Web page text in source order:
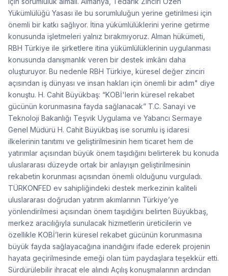
Yükümlülüğü Yasası ile bu sorumluluğun yerine getirilmesi için
önemli bir katkı sağlıyor. İtina yükümlülüklerini yerine getirme
konusunda işletmeleri yalnız bırakmıyoruz. Alman hükümeti,
RBH Türkiye ile şirketlere itina yükümlülüklerinin uygulanması
konusunda danışmanlık veren bir destek imkânı daha
oluşturuyor. Bu nedenle RBH Türkiye, küresel değer zinciri
açısından iş dünyası ve insan hakları için önemli bir adım" diye
konuştu. H. Cahit Büyükbaş: “KOBİ'lerin küresel rekabet
gücünün korunmasına fayda sağlanacak” T.C. Sanayi ve
Teknoloji Bakanlığı Teşvik Uygulama ve Yabancı Sermaye
Genel Müdürü H. Cahit Büyükbaş ise sorumlu iş idaresi
ilkelerinin tanıtımı ve geliştirilmesinin hem ticaret hem de
yatırımlar açısından büyük önem taşıdığını belirterek bu konuda
uluslararası düzeyde ortak bir anlayışın geliştirilmesinin
rekabetin korunması açısından önemli olduğunu vurguladı.
TÜRKONFED ev sahipliğindeki destek merkezinin kaliteli
uluslararası doğrudan yatırım akımlarının Türkiye’ye
yönlendirilmesi açısından önem taşıdığını belirten Büyükbaş,
merkez aracılığıyla sunulacak hizmetlerin üreticilerin ve
özellikle KOBİ’lerin küresel rekabet gücünün korunmasına
büyük fayda sağlayacağına inandığını ifade ederek projenin
hayata geçirilmesinde emeği olan tüm paydaşlara teşekkür etti.
Sürdürülebilir ihracat ele alındı Açılış konuşmalarının ardından